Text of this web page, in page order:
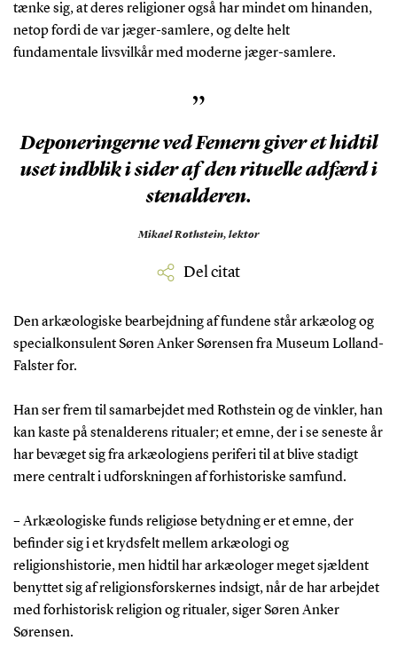
tænke sig, at deres religioner også har mindet om hinanden,
netop fordi de var jæger-samlere, og delte helt
fundamentale livsvilkår med moderne jæger-samlere.
”
Deponeringerne ved Femern giver et hidtil
uset indblik i sider af den rituelle adfærd i
stenalderen.
Mikael Rothstein, lektor
Del citat
Den arkæologiske bearbejdning af fundene står arkæolog og
specialkonsulent Søren Anker Sørensen fra Museum Lolland-
Falster for.
Han ser frem til samarbejdet med Rothstein og de vinkler, han
kan kaste på stenalderens ritualer; et emne, der i se seneste år
har bevæget sig fra arkæologiens periferi til at blive stadigt
mere centralt i udforskningen af forhistoriske samfund.
– Arkæologiske funds religiøse betydning er et emne, der
befinder sig i et krydsfelt mellem arkæologi og
religionshistorie, men hidtil har arkæologer meget sjældent
benyttet sig af religionsforskernes indsigt, når de har arbejdet
med forhistorisk religion og ritualer, siger Søren Anker
Sørensen.